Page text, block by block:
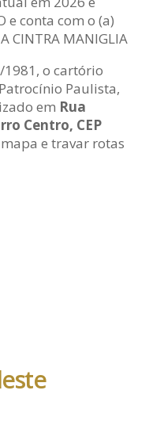
e conta com o (a)
CINTRA MANIGLIA
o cartório
Paulista,
em Rua
Centro, CEP
e travar rotas